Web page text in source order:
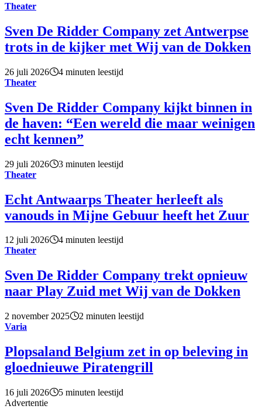
Theater
Sven De Ridder Company zet Antwerpse
trots in de kijker met Wij van de Dokken
26 juli 2026
4 minuten leestijd
Theater
Sven De Ridder Company kijkt binnen in
de haven: “Een wereld die maar weinigen
echt kennen”
29 juli 2026
3 minuten leestijd
Theater
Echt Antwaarps Theater herleeft als
vanouds in Mijne Gebuur heeft het Zuur
12 juli 2026
4 minuten leestijd
Theater
Sven De Ridder Company trekt opnieuw
naar Play Zuid met Wij van de Dokken
2 november 2025
2 minuten leestijd
Varia
Plopsaland Belgium zet in op beleving in
gloednieuwe Piratengrill
16 juli 2026
5 minuten leestijd
Advertentie